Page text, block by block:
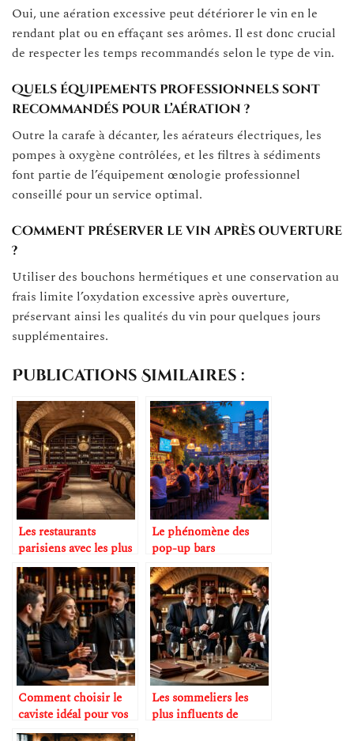
Oui, une aération excessive peut détériorer le vin en le
rendant plat ou en effaçant ses arômes. Il est donc crucial
de respecter les temps recommandés selon le type de vin.
Quels équipements professionnels sont
recommandés pour l’aération ?
Outre la carafe à décanter, les aérateurs électriques, les
pompes à oxygène contrôlées, et les filtres à sédiments
font partie de l’équipement œnologie professionnel
conseillé pour un service optimal.
Comment préserver le vin après ouverture
?
Utiliser des bouchons hermétiques et une conservation au
frais limite l’oxydation excessive après ouverture,
préservant ainsi les qualités du vin pour quelques jours
supplémentaires.
Publications Similaires :
Les restaurants
parisiens avec les plus
belles caves à vin
Le phénomène des
pop-up bars
éphémères
Comment choisir le
caviste idéal pour vos
dégustations
Les sommeliers les
plus influents de